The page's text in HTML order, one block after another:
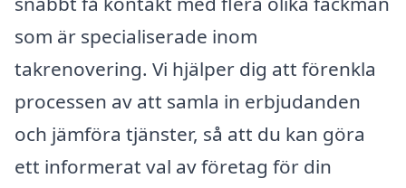
som är specialiserade inom
takrenovering. Vi hjälper dig att förenkla
processen av att samla in erbjudanden
och jämföra tjänster, så att du kan göra
ett informerat val av företag för din